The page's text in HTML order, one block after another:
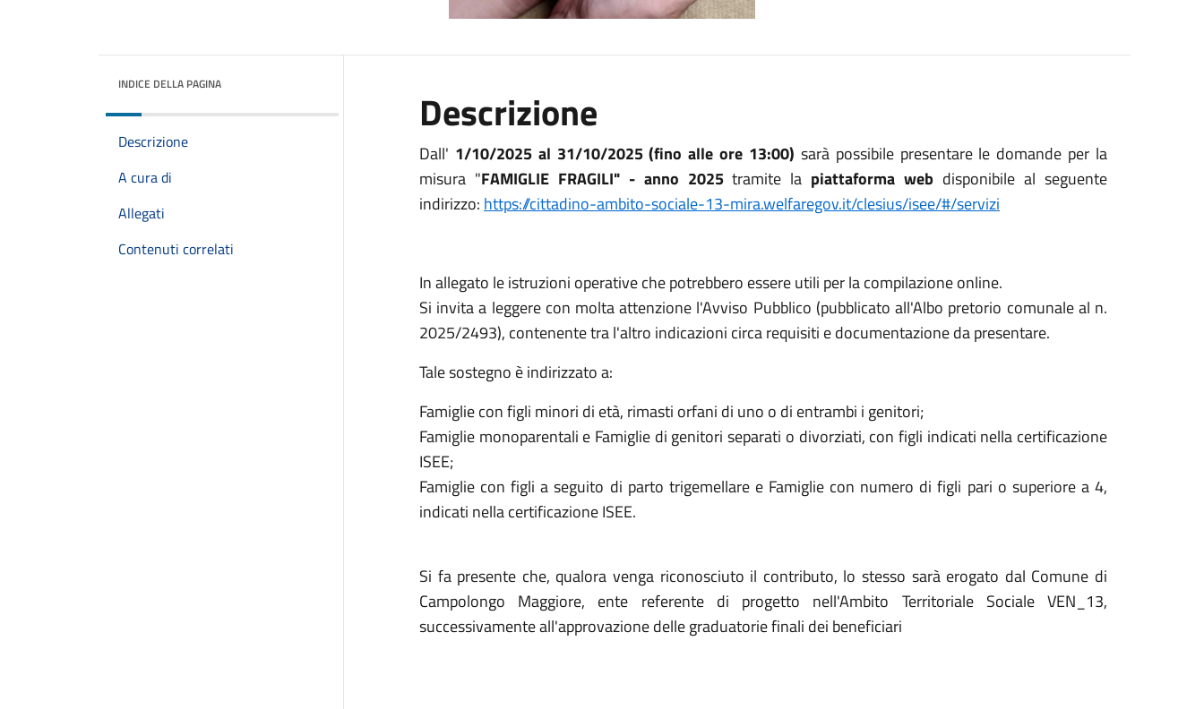
INDICE DELLA PAGINA
Descrizione
A cura di
Allegati
Contenuti correlati
Descrizione
Dall' 1/10/2025 al 31/10/2025 (fino alle ore 13:00) sarà possibile presentare le domande per la
misura "FAMIGLIE FRAGILI" - anno 2025tramite la piattaforma web disponibile al seguente
indirizzo: https://cittadino-ambito-sociale-13-mira.welfaregov.it/clesius/isee/#/servizi
In allegato le istruzioni operative che potrebbero essere utili per la compilazione online.
Si invita a leggere con molta attenzione l'Avviso Pubblico (pubblicato all'Albo pretorio comunale al n.
2025/2493), contenente tra l'altro indicazioni circa requisiti e documentazione da presentare.
Tale sostegno è indirizzato a:
Famiglie con figli minori di età, rimasti orfani di uno o di entrambi i genitori;
Famiglie monoparentali e Famiglie di genitori separati o divorziati, con figli indicati nella certificazione
ISEE;
Famiglie con figli a seguito di parto trigemellare e Famiglie con numero di figli pari o superiore a 4,
indicati nella certificazione ISEE.
Si fa presente che, qualora venga riconosciuto il contributo, lo stesso sarà erogato dal Comune di
Campolongo Maggiore, ente referente di progetto nell'Ambito Territoriale Sociale VEN_13,
successivamente all'approvazione delle graduatorie finali dei beneficiari